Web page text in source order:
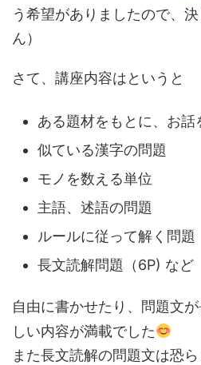
う希望がありましたので、
ん）
さて、講座内容はというと
ある題材をもとに、お
似ている漢字の問題
モノを数える単位
主語、述語の問題
ルールに従って解く問題
長文読解問題（6P) など
自由に書かせたり、問題文
しい内容が満載でした
また長文読解の問題文は恐